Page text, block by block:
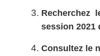
Recherchez
session 2021
Consultez le